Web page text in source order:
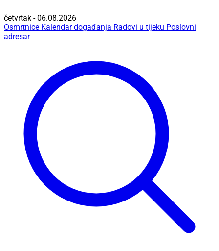
četvrtak - 06.08.2026
Osmrtnice Kalendar događanja Radovi u tijeku Poslovni
adresar